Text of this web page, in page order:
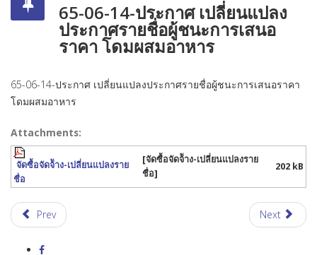
65-06-14-ประกาศ เปลี่ยนแปลง
ประกาศรายชื่อผู้ชนะการเสนอ
ราคา โดมผสมอาหาร
65-06-14-ประกาศ เปลี่ยนแปลงประกาศรายชื่อผู้ชนะการเสนอราคา
โดมผสมอาหาร
Attachments:
จัดซื้อจัดจ้ัาง-เปลี่ยนแปลงราย
ชื่อ
[จัดซื้อจัดจ้ัาง-เปลี่ยนแปลงราย
ชื่อ]
202 kB
Prev Next